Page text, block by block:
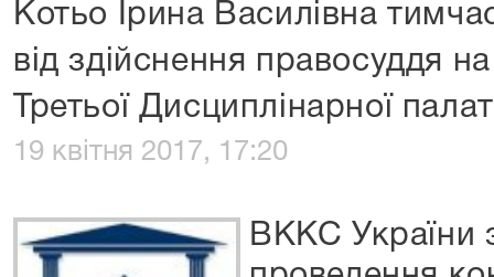
Котьо Ірина Василівна
від здійснення правосуддя
Третьої Дисциплінарної
19 квітня 2017, 17:20
ВККС України